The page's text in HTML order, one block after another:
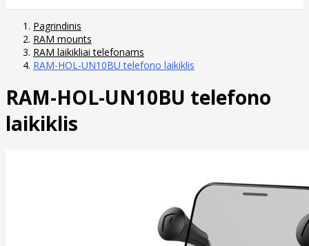
Pagrindinis
RAM mounts
RAM laikikliai telefonams
RAM-HOL-UN10BU telefono laikiklis
RAM-HOL-UN10BU telefono
laikiklis